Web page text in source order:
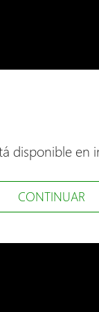
disponible en
CONTINUAR